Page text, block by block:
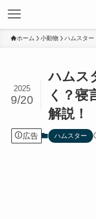
ホーム 小動物 ハムスター
ハムス
く？寝
解説！
2025
9/20
広告 ハムスター